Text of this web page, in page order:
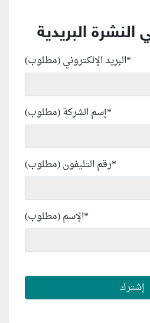
البريدية
البريد الإلكتروني (مطلوب)*
إسم الشركة (مطلوب)*
رقم التليفون (مطلوب)*
الإسم (مطلوب)*